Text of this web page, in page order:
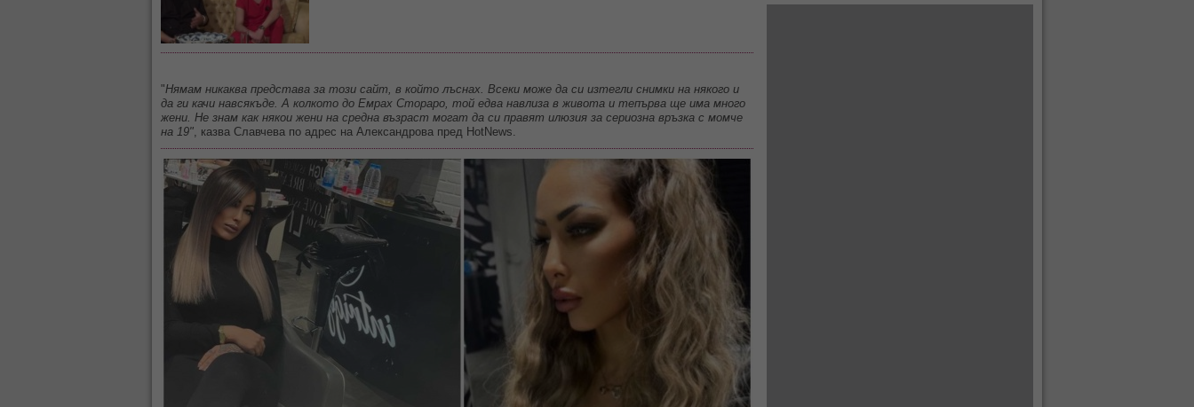
"Нямам никаква представа за този сайт, в който лъснах. Всеки може да си изтегли снимки на някого и
да ги качи навсякъде. А колкото до Емрах Стораро, той едва навлиза в живота и тепърва ще има много
жени. Не знам как някои жени на средна възраст могат да си правят илюзия за сериозна връзка с момче
на 19", казва Славчева по адрес на Александрова пред HotNews.